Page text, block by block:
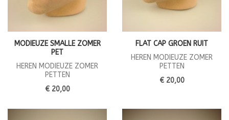
MODIEUZE SMALLE ZOMER
PET
HEREN MODIEUZE ZOMER
PETTEN
€ 20,00
FLAT CAP GROEN RUIT
HEREN MODIEUZE ZOMER
PETTEN
€ 20,00